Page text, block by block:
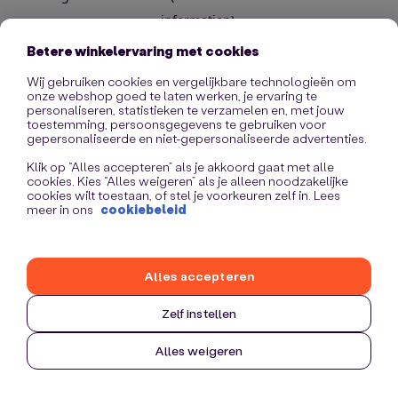
information).
Betere winkelervaring met cookies
Wij gebruiken cookies en vergelijkbare technologieën om
onze webshop goed te laten werken, je ervaring te
personaliseren, statistieken te verzamelen en, met jouw
toestemming, persoonsgegevens te gebruiken voor
gepersonaliseerde en niet-gepersonaliseerde advertenties.
Klik op “Alles accepteren” als je akkoord gaat met alle
cookies. Kies “Alles weigeren” als je alleen noodzakelijke
cookies wilt toestaan, of stel je voorkeuren zelf in. Lees
meer in ons cookiebeleid
Zelf instellen
Alles weigeren
Alles accepteren